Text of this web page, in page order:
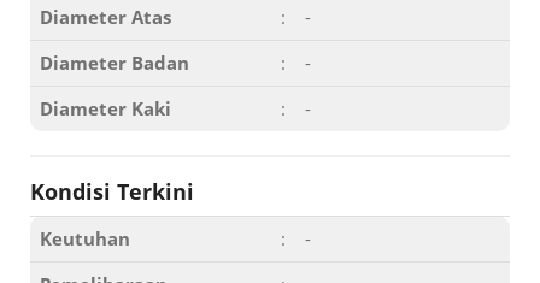
Diameter Atas
:
-
Diameter Badan
:
-
Diameter Kaki
: -
Kondisi Terkini
Keutuhan :
-